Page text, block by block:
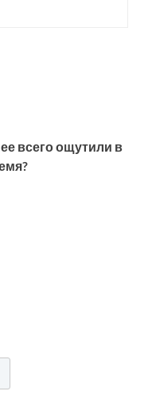
всего ощутили в